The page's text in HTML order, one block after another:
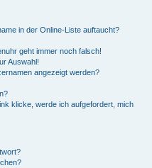
in der Online-Liste auftaucht?
geht immer noch falsch!
Auswahl!
angezeigt werden?
klicke, werde ich aufgefordert, mich